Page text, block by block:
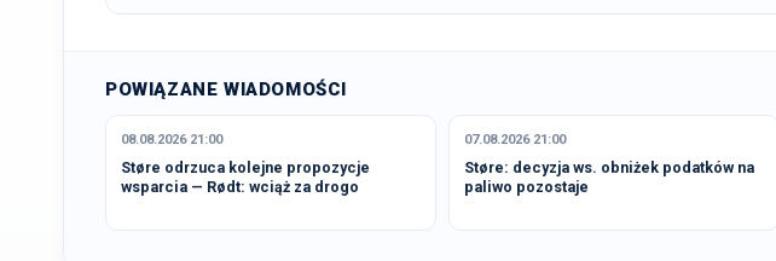
POWIĄZANE WIADOMOŚCI
08.08.2026 21:00
Støre odrzuca kolejne propozycje
wsparcia — Rødt: wciąż za drogo
07.08.2026 21:00
Støre: decyzja ws. obniżek podatków na
paliwo pozostaje